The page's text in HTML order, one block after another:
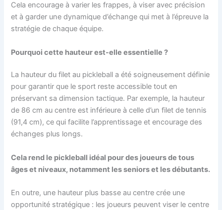
Cela encourage à varier les frappes, à viser avec précision
et à garder une dynamique d’échange qui met à l’épreuve la
stratégie de chaque équipe.
Pourquoi cette hauteur est-elle essentielle ?
La hauteur du filet au pickleball a été soigneusement définie
pour garantir que le sport reste accessible tout en
préservant sa dimension tactique. Par exemple, la hauteur
de 86 cm au centre est inférieure à celle d’un filet de tennis
(91,4 cm), ce qui facilite l’apprentissage et encourage des
échanges plus longs.
Cela rend le pickleball idéal pour des joueurs de tous
âges et niveaux, notamment les seniors et les débutants.
En outre, une hauteur plus basse au centre crée une
opportunité stratégique : les joueurs peuvent viser le centre